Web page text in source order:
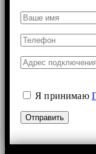
Я принимаю